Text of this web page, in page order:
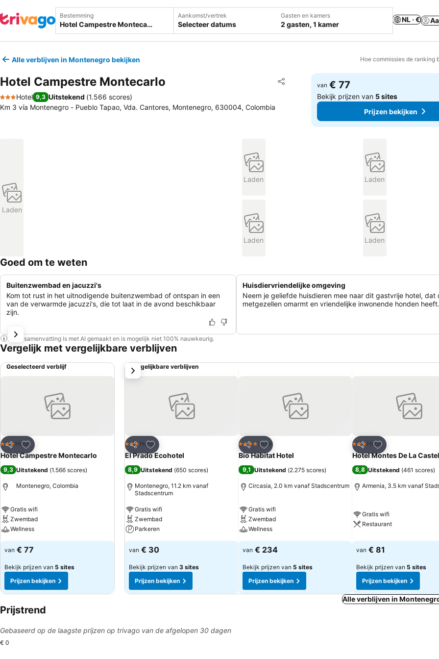
Bestemming Aankomst/vertrek
Selecteer datums
Gasten en kamers
2 gasten, 1 kamer
NL · €
Alle verblijven in Montenegro bekijken Hoe commissies de ranking
Hotel Campestre Montecarlo Delen
Toevoegen aan favorieten
3 Sterren
Hotel 9,3 Uitstekend (1.566 scores)
Km 3 vía Montenegro - Pueblo Tapao, Vda. Cantores, Montenegro, 630004, Colombia
van € 77
Bekijk prijzen van 5 sites
Prijzen bekijken
Laden
Laden Laden
Laden Laden
Goed om te weten
Buitenzwembad en jacuzzi's
Kom tot rust in het uitnodigende buitenzwembad of ontspan in een
van de verwarmde jacuzzi's, die tot laat in de avond beschikbaar
zijn.
Huisdiervriendelijke omgeving
Neem je geliefde huisdieren mee naar dit gastvrije hotel, dat
metgezellen omarmt en vriendelijke inwonende honden heeft.
Deze samenvatting is met AI gemaakt en is mogelijk niet 100% nauwkeurig.
Vergelijk met vergelijkbare verblijven
Geselecteerd verblijf
Delen
Toevoegen aan favorieten
3 Sterren
Hotel
Hotel Campestre Montecarlo
9,3 Uitstekend (1.566 scores)
Montenegro, Colombia
Gratis wifi
Zwembad
Wellness
van € 77
Bekijk prijzen van 5 sites
Prijzen bekijken
Vergelijkbare verblijven
Delen
Toevoegen aan favorieten
3 Sterren
Hotel
El Prado Ecohotel
8,9 Uitstekend (650 scores)
Montenegro, 11.2 km vanaf
Stadscentrum
Gratis wifi
Zwembad
Parkeren
van € 30
Bekijk prijzen van 3 sites
Prijzen bekijken
Delen
Toevoegen aan favorieten
4 SterrenHotel
Bio Habitat Hotel
9,1 Uitstekend (2.275 scores)
Circasia, 2.0 km vanaf Stadscentrum
Gratis wifi
Zwembad
Wellness
van € 234
Bekijk prijzen van 5 sites
Prijzen bekijken
Delen
Toevoegen aan
3 Sterren
Hotel
Hotel Montes De La
8,8 Uitstekend (461 scores)
Armenia, 3.5 km vanaf
Gratis wifi
Restaurant
van € 81
Bekijk prijzen van 5 sites
Prijzen bekijken
volgende
Alle verblijven in
Prijstrend
Gebaseerd op de laagste prijzen op trivago van de afgelopen 30 dagen
€ 0